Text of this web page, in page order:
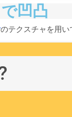
凹凸
のテクスチャを用い